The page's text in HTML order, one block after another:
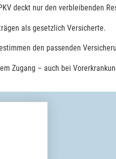
deckt nur den verbleibenden
als gesetzlich Versicherte.
den passenden
Zugang – auch bei